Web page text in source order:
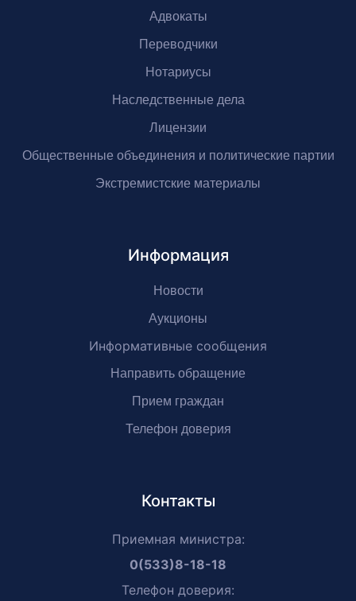
Адвокаты
Переводчики
Нотариусы
Наследственные дела
Лицензии
Общественные объединения и политические партии
Экстремистские материалы
Информация
Новости
Аукционы
Информативные сообщения
Направить обращение
Прием граждан
Телефон доверия
Контакты
Приемная министра:
0(533)8-18-18
Телефон доверия: